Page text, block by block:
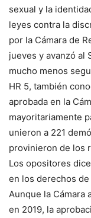
sexual y la
leyes contra la
por la Cámara de
jueves y avanzó al
mucho menos
HR 5, también
aprobada en la
mayoritariamente
unieron a 221
provinieron de los
Los opositores
en los derechos
Aunque la Cámara
en 2019, la